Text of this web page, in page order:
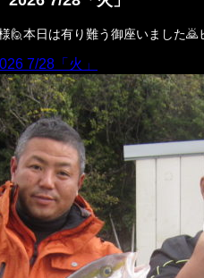
🙋本日は有り難う御座いました
7/28「火」